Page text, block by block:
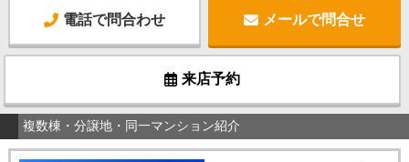
電話で問合わせ メールで問合せ
来店予約
複数棟・分譲地・同一マンション紹介